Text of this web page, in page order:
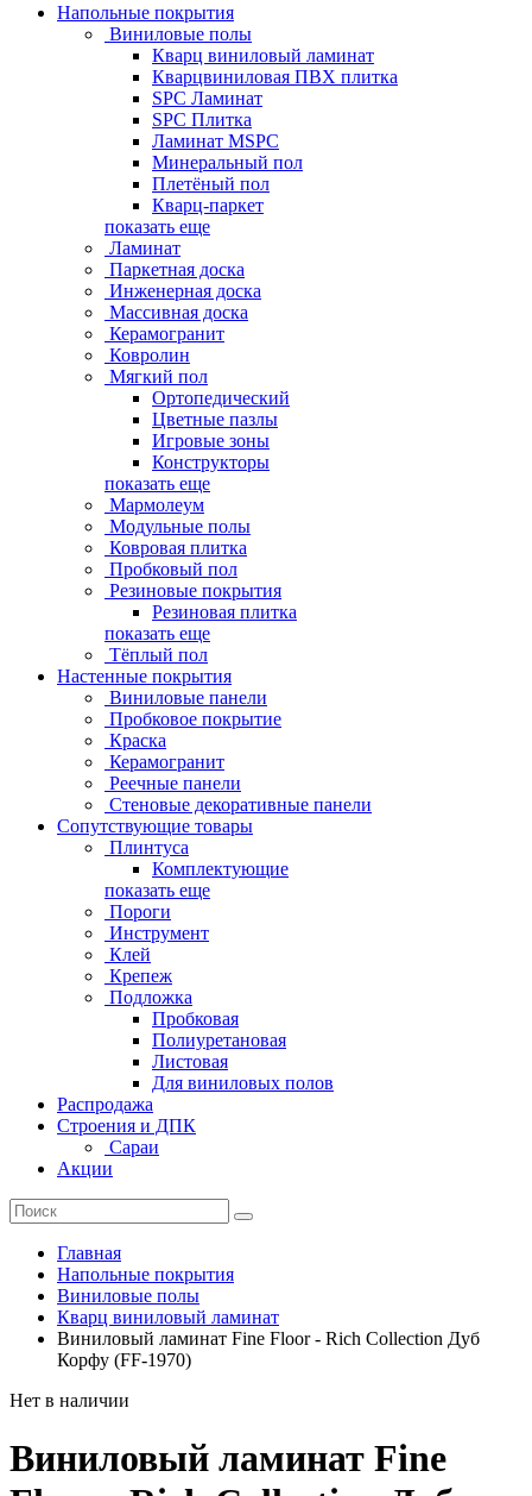
Напольные покрытия
Виниловые полы
Кварц виниловый ламинат
Кварцвиниловая ПВХ плитка
SPC Ламинат
SPC Плитка
Ламинат MSPC
Минеральный пол
Плетёный пол
Кварц-паркет
показать еще
Ламинат
Паркетная доска
Инженерная доска
Массивная доска
Керамогранит
Ковролин
Мягкий пол
Ортопедический
Цветные пазлы
Игровые зоны
Конструкторы
показать еще
Мармолеум
Модульные полы
Ковровая плитка
Пробковый пол
Резиновые покрытия
Резиновая плитка
показать еще
Тёплый пол
Настенные покрытия
Виниловые панели
Пробковое покрытие
Краска
Керамогранит
Реечные панели
Стеновые декоративные панели
Сопутствующие товары
Плинтуса
Комплектующие
показать еще
Пороги
Инструмент
Клей
Крепеж
Подложка
Пробковая
Полиуретановая
Листовая
Для виниловых полов
Распродажа
Строения и ДПК
Сараи
Акции
Главная
Напольные покрытия
Виниловые полы
Кварц виниловый ламинат
Виниловый ламинат Fine Floor - Rich Collection Дуб
Корфу (FF-1970)
Нет в наличии
Виниловый ламинат Fine